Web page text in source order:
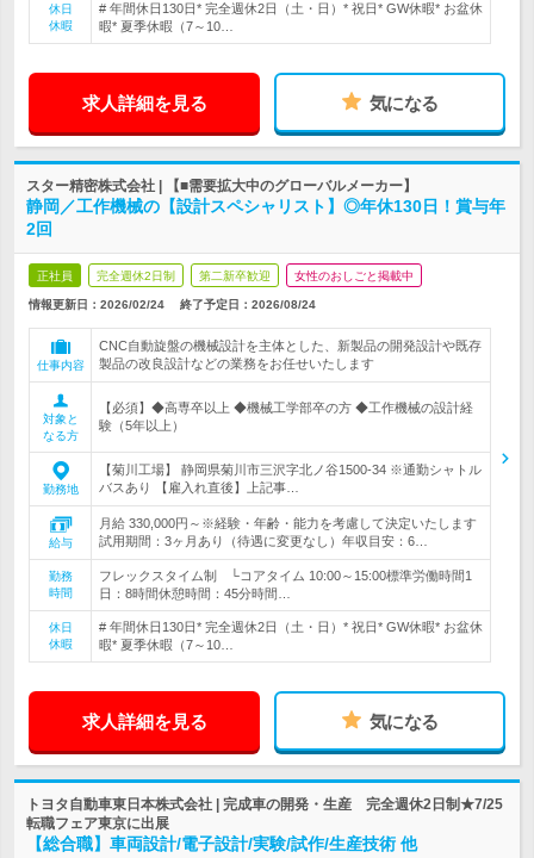
休日
休暇
# 年間休日130日* 完全週休2日（土・日）* 祝日* GW休暇* お盆休
暇* 夏季休暇（7～10…
求人詳細を見る 気になる
スター精密株式会社 | 【■需要拡大中のグローバルメーカー】
静岡／工作機械の【設計スペシャリスト】◎年休130日！賞与年
2回
正社員 完全週休2日制 第二新卒歓迎 女性のおしごと掲載中
情報更新日：2026/02/24 終了予定日： 2026/08/24
仕事内容
CNC自動旋盤の機械設計を主体とした、新製品の開発設計や既存
製品の改良設計などの業務をお任せいたします
対象と
なる方
【必須】◆高専卒以上 ◆機械工学部卒の方 ◆工作機械の設計経
験（5年以上）
勤務地
【菊川工場】 静岡県菊川市三沢字北ノ谷1500-34 ※通勤シャトル
バスあり 【雇入れ直後】上記事…
給与
月給 330,000円～※経験・年齢・能力を考慮して決定いたします
試用期間：3ヶ月あり（待遇に変更なし）年収目安：6…
勤務
時間
フレックスタイム制 └コアタイム 10:00～15:00標準労働時間1
日：8時間休憩時間：45分時間…
休日
休暇
# 年間休日130日* 完全週休2日（土・日）* 祝日* GW休暇* お盆休
暇* 夏季休暇（7～10…
求人詳細を見る 気になる
トヨタ自動車東日本株式会社 | 完成車の開発・生産 完全週休2日制★7/25
転職フェア東京に出展
【総合職】車両設計/電子設計/実験/試作/生産技術 他